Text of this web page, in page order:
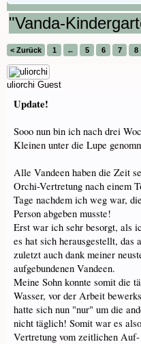
"Vanda-
< Zurück 1 ← 5 6 7 8
uliorchi Guest
Update!
Sooo nun bin ich nach drei
Kleinen unter die Lupe
Alle Vandeen haben die Zeit
Orchi-Vertretung nach einem
Tage nachdem ich weg war,
Person abgeben musste!
Erst war ich sehr besorgt, als
es hat sich herausgestellt,
zuletzt auch dank meiner
aufgebundenen Vandeen.
Meine Sohn konnte somit die
Wasser, vor der Arbeit
hatte sich nun "nur" um die
nicht täglich! Somit war es
Vertretung vom zeitlichen Auf-